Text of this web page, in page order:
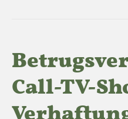
Call-TV-